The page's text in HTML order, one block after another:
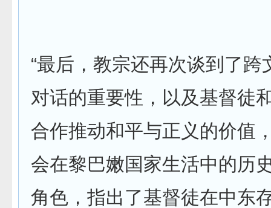
“最后，教宗还再次谈到了跨
对话的重要性，以及基督徒
合作推动和平与正义的价值
会在黎巴嫩国家生活中的历
角色，指出了基督徒在中东